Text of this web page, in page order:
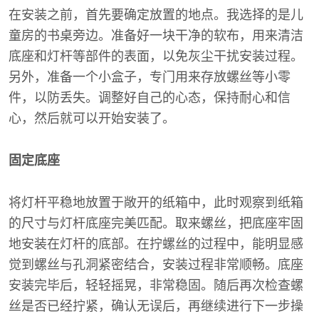
在安装之前，首先要确定放置的地点。我选择的是儿
童房的书桌旁边。准备好一块干净的软布，用来清洁
底座和灯杆等部件的表面，以免灰尘干扰安装过程。
另外，准备一个小盒子，专门用来存放螺丝等小零
件，以防丢失。调整好自己的心态，保持耐心和信
心，然后就可以开始安装了。
固定底座
将灯杆平稳地放置于敞开的纸箱中，此时观察到纸箱
的尺寸与灯杆底座完美匹配。取来螺丝，把底座牢固
地安装在灯杆的底部。在拧螺丝的过程中，能明显感
觉到螺丝与孔洞紧密结合，安装过程非常顺畅。底座
安装完毕后，轻轻摇晃，非常稳固。随后再次检查螺
丝是否已经拧紧，确认无误后，再继续进行下一步操